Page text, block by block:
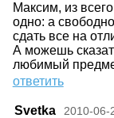
Максим, из
одно: а
сдать все на
А можешь
любимый
ответить
Svetka 2010-06-